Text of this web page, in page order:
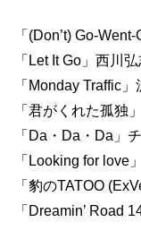
「(Don’t) Go-
「Let It Go」西川弘
「Monday Traffic
「君がくれた孤独
「Da・Da・Da」
「Looking for love
「豹のTATOO
「Dreamin’ Road